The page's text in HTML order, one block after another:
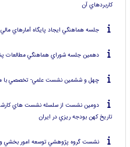
كاربردهاي آن
جلسه هماهنگي ايجاد پايگاه آمارهاي
دهمين جلسه شوراي هماهنگي مطالعات
چهل و ششمين نشست علمي- تخصصي با
دومين نشست از سلسله نشست هاي
تاريخ كهن بودجه ريزي در ايران
نشست گروه پژوهشي توسعه امور بخشي و